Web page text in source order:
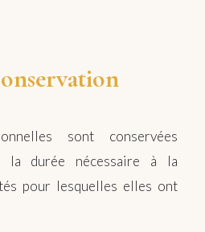
sont conservées
la durée nécessaire à la
pour lesquelles elles ont